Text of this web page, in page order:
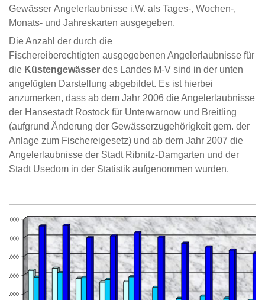
Gewässer Angelerlaubnisse i.W. als Tages-, Wochen-,
Monats- und Jahreskarten ausgegeben.
Die Anzahl der durch die
Fischereiberechtigten ausgegebenen Angelerlaubnisse für
die Küstengewässer des Landes M-V sind in der unten
angefügten Darstellung abgebildet. Es ist hierbei
anzumerken, dass ab dem Jahr 2006 die Angelerlaubnisse
der Hansestadt Rostock für Unterwarnow und Breitling
(aufgrund Änderung der Gewässerzugehörigkeit gem. der
Anlage zum Fischereigesetz) und ab dem Jahr 2007 die
Angelerlaubnisse der Stadt Ribnitz-Damgarten und der
Stadt Usedom in der Statistik aufgenommen wurden.